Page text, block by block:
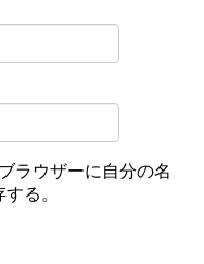
ラウザーに自分の名
る。